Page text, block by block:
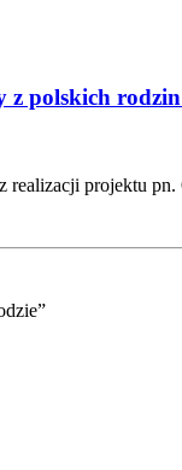
z polskich
realizacji projektu